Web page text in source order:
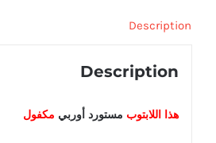
Description
Description
هذا اللابتوب مستورد أوربي مكفول